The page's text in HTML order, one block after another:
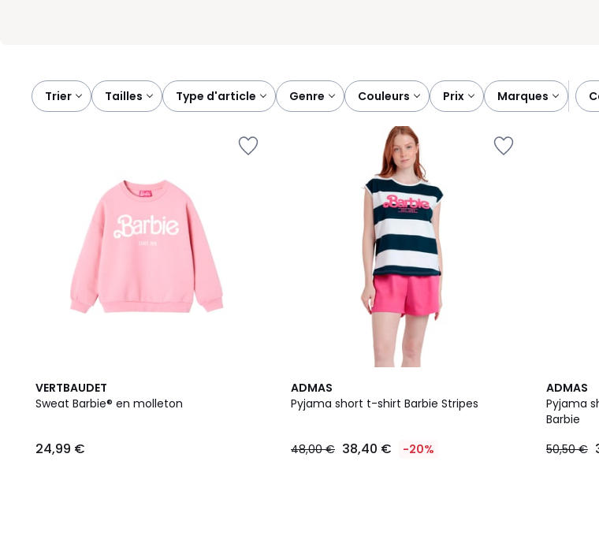
Trier tailles type d'article genre couleurs prix marques
VERTBAUDET
Sweat Barbie® en molleton
€.
24,99 €
ADMAS
Pyjama short t-shirt Barbie Stripes
48,00 € 38,40 € -20%
ADMAS
Pyjama
Barbie
50,50 €